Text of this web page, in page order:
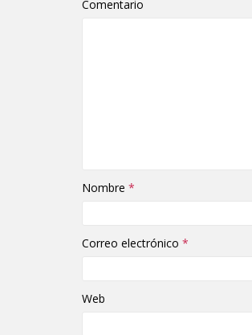
Comentario
Nombre *
Correo electrónico *
Web